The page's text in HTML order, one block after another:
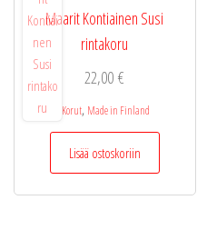
Maarit Kontiainen Susi
rintakoru
22,00€
Korut, Made in Finland
Lisää ostoskoriin